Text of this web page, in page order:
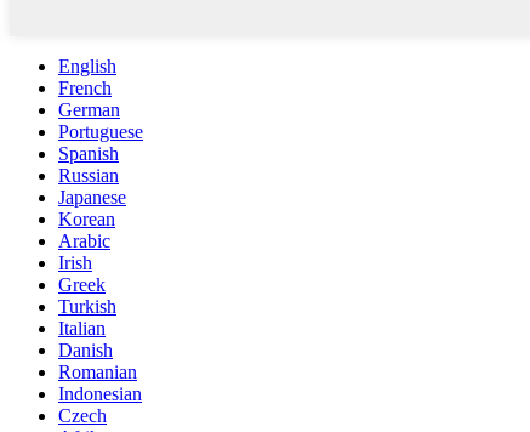
English
French
German
Portuguese
Spanish
Russian
Japanese
Korean
Arabic
Irish
Greek
Turkish
Italian
Danish
Romanian
Indonesian
Czech